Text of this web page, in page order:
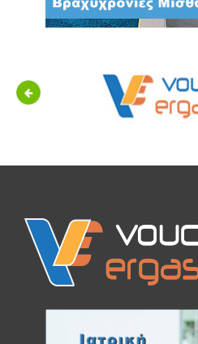
Previous